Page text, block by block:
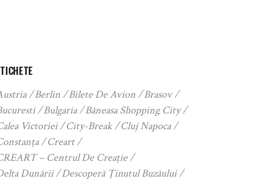
Berlin Bilete De Avion
Brasov
Bulgaria
Băneasa Shopping City
Victoriei
City-Break
Cluj Napoca
Creart
– Centrul De Creație
Dunării
Descoperă Ținutul Buzăului